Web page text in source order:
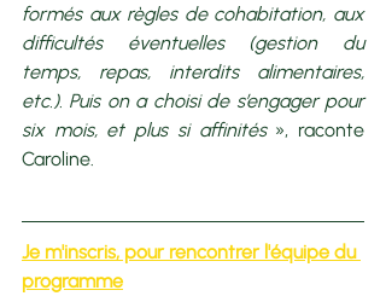
formés aux règles de cohabitation, aux
difficultés éventuelles (gestion du
temps, repas, interdits alimentaires,
etc.). Puis on a choisi de s’engager pour
six mois, et plus si affinités », raconte
Caroline.
Je m'inscris, pour rencontrer l'équipe du
programme